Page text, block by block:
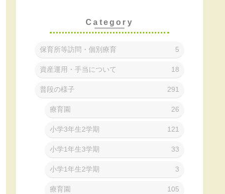
Category
保育所等訪問・個別療育 5
資産運用・手当について 18
普段の様子 291
療育園 26
小学3年生2学期 121
小学1年生3学期 33
小学1年生2学期 3
療育園 105